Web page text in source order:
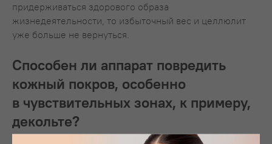
придерживаться здорового образа
жизнедеятельности, то избыточный вес и целлюлит
уже больше не вернуться.
Способен ли аппарат повредить
кожный покров, особенно
в чувствительных зонах, к примеру,
декольте?
Силу воздействия силиконовых сфер можно